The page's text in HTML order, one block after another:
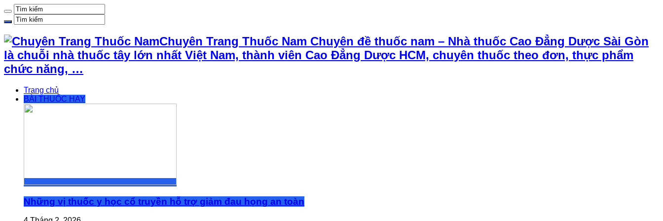
Chuyên Trang Thuốc Nam Chuyên đề thuốc nam – Nhà thuốc Cao Đẳng Dược Sài Gòn
là chuỗi nhà thuốc tây lớn nhất Việt Nam, thành viên Cao Đẳng Dược HCM, chuyên thuốc theo đơn, thực phẩm
chức năng, …
Trang chủ
BÀI THUỐC HAY
Những vị thuốc y học cổ truyền hỗ trợ giảm đau họng an toàn